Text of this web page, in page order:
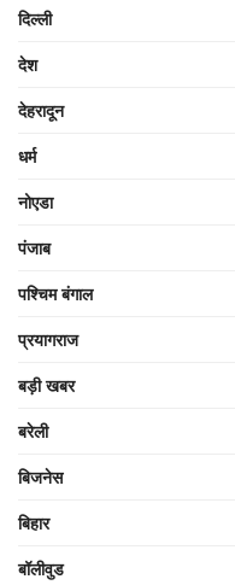
दिल्ली
देश
देहरादून
धर्म
नोएडा
पंजाब
पश्चिम बंगाल
प्रयागराज
बड़ी खबर
बरेली
बिजनेस
बिहार
बॉलीवुड